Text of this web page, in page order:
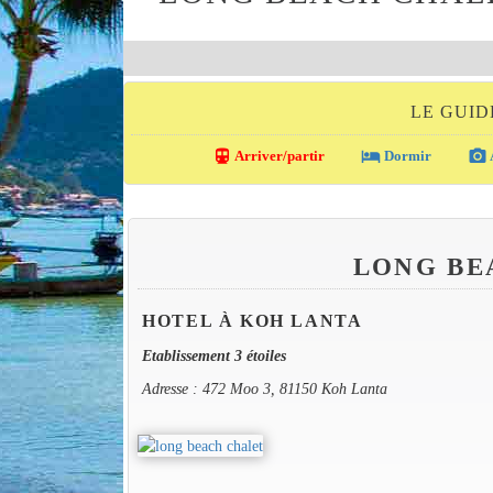
LE
directions_transit Arriver/partir local_hotel Dormir photo_camera
LONG
HOTEL À KOH LANTA
Etablissement 3 étoiles
Adresse : 472 Moo 3, 81150 Koh Lanta